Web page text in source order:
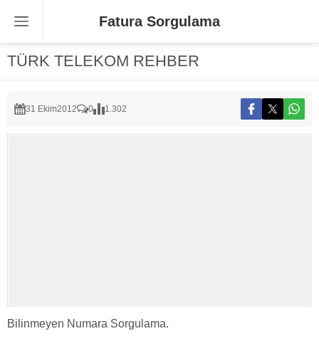
Fatura Sorgulama
TÜRK TELEKOM REHBER
31 Ekim2012 0 1.302
Bilinmeyen Numara Sorgulama.